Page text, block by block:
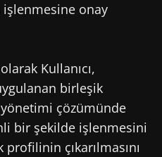
onay
Kullanıcı,
birleşik
çözümünde
bir şekilde işlenmesini
çıkarılmasını